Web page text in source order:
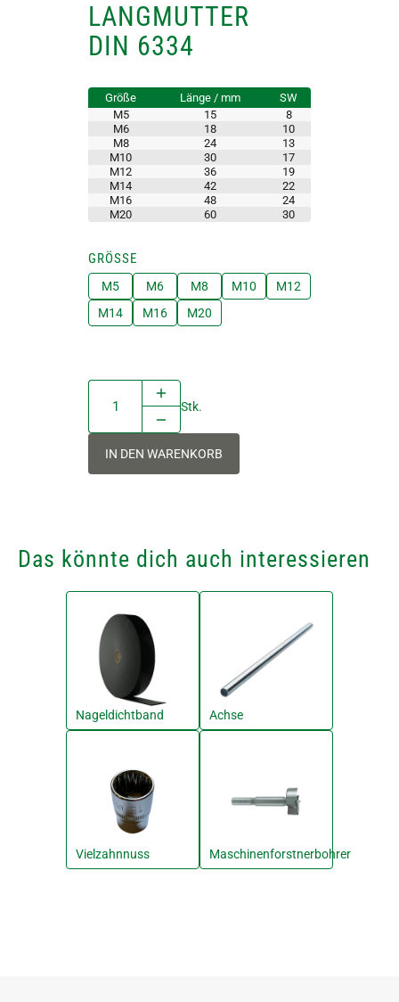
LANGMUTTER
DIN 6334
Größe Länge / mm
SW
M5
15
8
M6
18
10
M8
24
13
M10
30
17
M12
36
19
M14
42
22
M16
48
24
M20
60 30
GRÖSSE
M5 M6 M8 M10
M12
M14
M16 M20
Stk.
IN DEN WARENKORB
Das könnte dich auch interessieren
Nageldichtband Achse
Vielzahnnuss Maschinenforstnerbohrer